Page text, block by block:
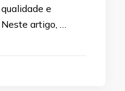
e
artigo, …